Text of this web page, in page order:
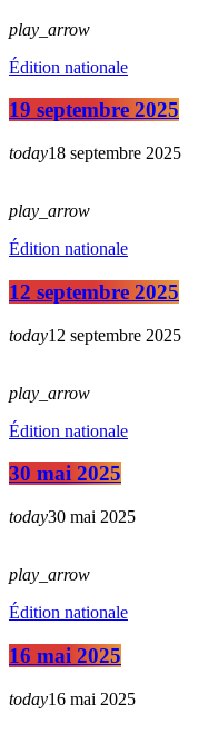
play_arrow
Édition nationale
19 septembre 2025
today18 septembre 2025
play_arrow
Édition nationale
12 septembre 2025
today12 septembre 2025
play_arrow
Édition nationale
30 mai 2025
today30 mai 2025
play_arrow
Édition nationale
16 mai 2025
today16 mai 2025